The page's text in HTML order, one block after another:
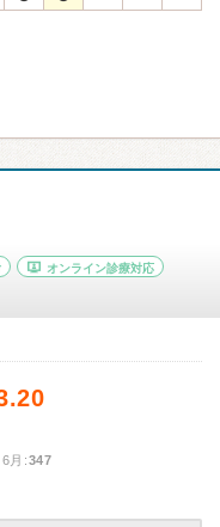
オンライン診療対応
:347